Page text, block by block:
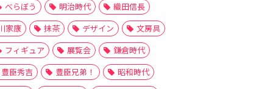
べらぼう
明治時代
織田信長
家康
抹茶 デザイン
文房具
フィギュア
展覧会
鎌倉時代
豊臣秀吉
豊臣兄弟！
昭和時代